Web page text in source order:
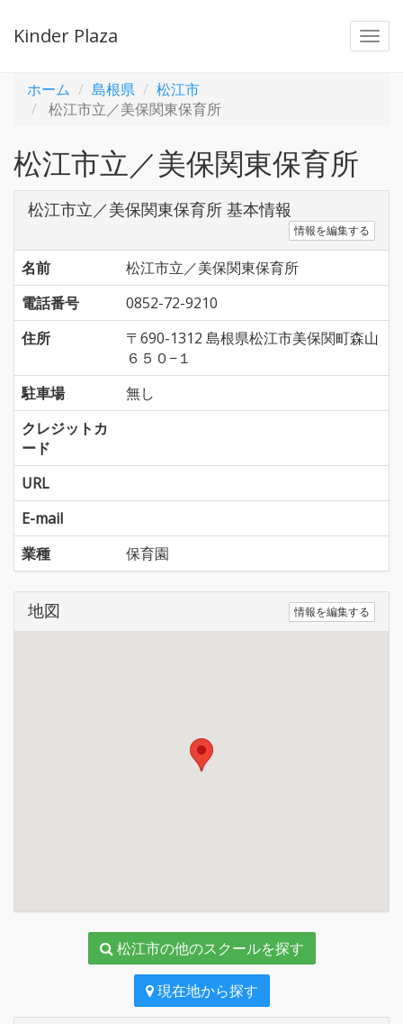
Kinder Plaza
ホーム 島根県
松江市
松江市立／美保関東保育所
松江市立／美保関東保育所
松江市立／美保関東保育所 基本情報
情報を編集する
名前
松江市立／美保関東保育所
電話番号
0852-72-9210
住所
〒690-1312 島根県松江市美保関町森山
６５０−１
駐車場
無し
クレジットカ
ード
URL
E-mail
業種
保育園
地図 情報を編集する
松江市の他のスクールを探す
現在地から探す